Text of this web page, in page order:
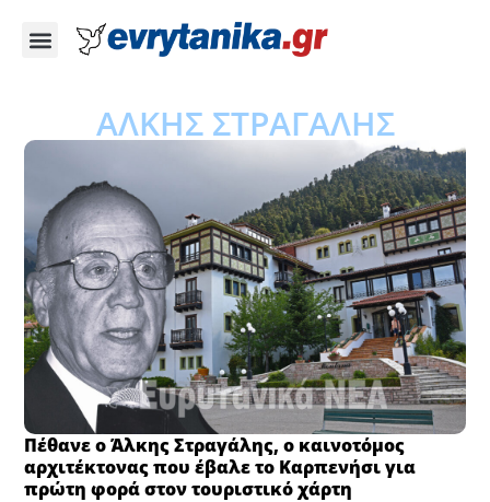
ΑΛΚΗΣ ΣΤΡΑΓΑΛΗΣ
Πέθανε ο Άλκης Στραγάλης, ο καινοτόμος
αρχιτέκτονας που έβαλε το Καρπενήσι για
πρώτη φορά στον τουριστικό χάρτη